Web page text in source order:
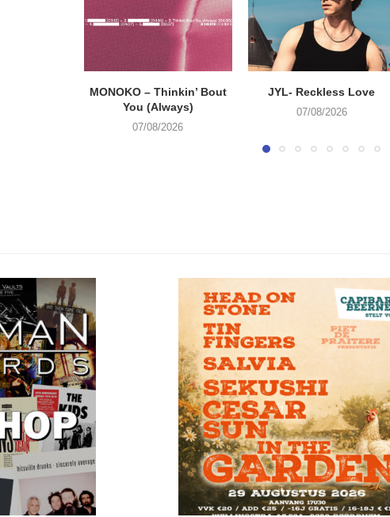
MONOKO – Thinkin’ Bout
You (Always)
07/08/2026
JYL- Reckless Love
07/08/2026